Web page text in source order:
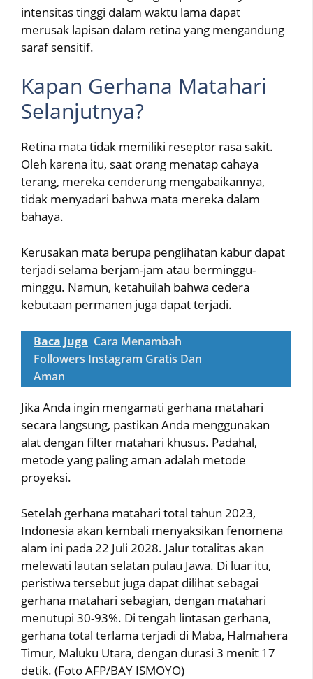
intensitas tinggi dalam waktu lama dapat
merusak lapisan dalam retina yang mengandung
saraf sensitif.
Kapan Gerhana Matahari
Selanjutnya?
Retina mata tidak memiliki reseptor rasa sakit.
Oleh karena itu, saat orang menatap cahaya
terang, mereka cenderung mengabaikannya,
tidak menyadari bahwa mata mereka dalam
bahaya.
Kerusakan mata berupa penglihatan kabur dapat
terjadi selama berjam-jam atau berminggu-
minggu. Namun, ketahuilah bahwa cedera
kebutaan permanen juga dapat terjadi.
Baca Juga Cara Menambah
Followers Instagram Gratis Dan
Aman
Jika Anda ingin mengamati gerhana matahari
secara langsung, pastikan Anda menggunakan
alat dengan filter matahari khusus. Padahal,
metode yang paling aman adalah metode
proyeksi.
Setelah gerhana matahari total tahun 2023,
Indonesia akan kembali menyaksikan fenomena
alam ini pada 22 Juli 2028. Jalur totalitas akan
melewati lautan selatan pulau Jawa. Di luar itu,
peristiwa tersebut juga dapat dilihat sebagai
gerhana matahari sebagian, dengan matahari
menutupi 30-93%. Di tengah lintasan gerhana,
gerhana total terlama terjadi di Maba, Halmahera
Timur, Maluku Utara, dengan durasi 3 menit 17
detik. (Foto AFP/BAY ISMOYO)